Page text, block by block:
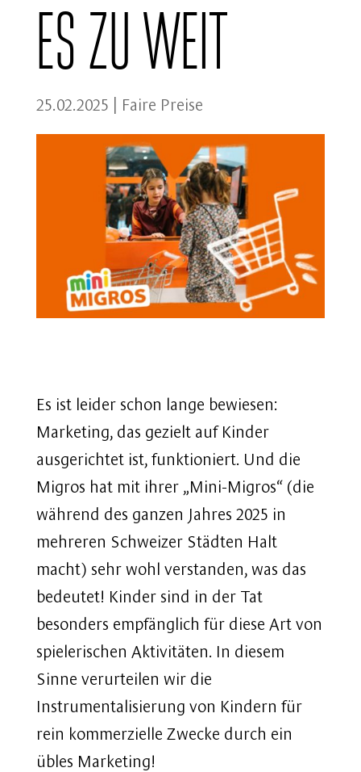
es zu weit
25.02.2025 | Faire Preise
Es ist leider schon lange bewiesen:
Marketing, das gezielt auf Kinder
ausgerichtet ist, funktioniert. Und die
Migros hat mit ihrer „Mini-Migros“ (die
während des ganzen Jahres 2025 in
mehreren Schweizer Städten Halt
macht) sehr wohl verstanden, was das
bedeutet! Kinder sind in der Tat
besonders empfänglich für diese Art von
spielerischen Aktivitäten. In diesem
Sinne verurteilen wir die
Instrumentalisierung von Kindern für
rein kommerzielle Zwecke durch ein
übles Marketing!